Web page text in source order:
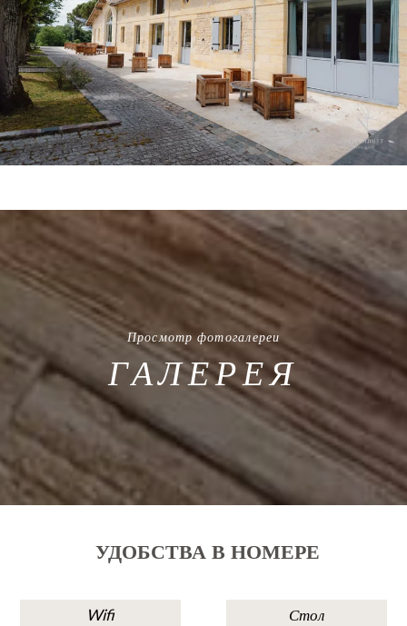
Просмотр фотогалереи
ГАЛЕРЕЯ
УДОБСТВА В НОМЕРЕ
Wifi
Стол